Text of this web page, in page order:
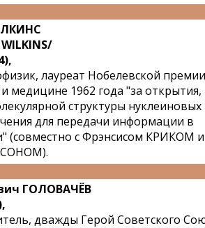
лауреат Нобелевской премии
медицине 1962 года "за открытия,
структуры нуклеиновых
для передачи информации в
(совместно с Фрэнсисом КРИКОМ и
ГОЛОВАЧЁВ
дважды Герой Советского